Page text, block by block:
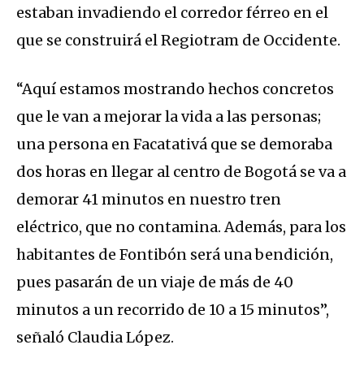
estaban invadiendo el corredor férreo en el
que se construirá el Regiotram de Occidente.
“Aquí estamos mostrando hechos concretos
que le van a mejorar la vida a las personas;
una persona en Facatativá que se demoraba
dos horas en llegar al centro de Bogotá se va a
demorar 41 minutos en nuestro tren
eléctrico, que no contamina. Además, para los
habitantes de Fontibón será una bendición,
pues pasarán de un viaje de más de 40
minutos a un recorrido de 10 a 15 minutos”,
señaló Claudia López.